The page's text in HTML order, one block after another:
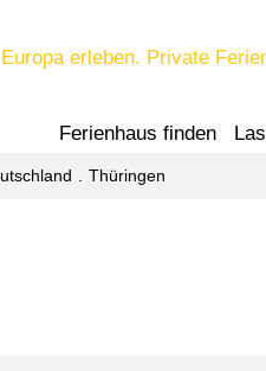
Europa erleben. Private
Ferienhaus finden
Thüringen